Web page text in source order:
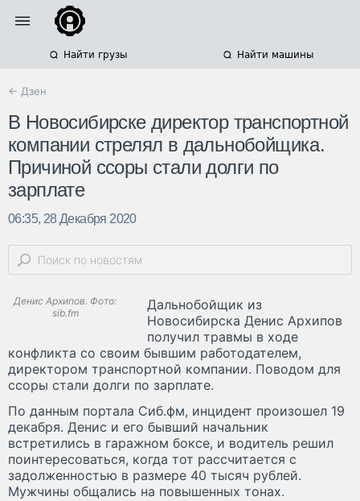
Найти грузы Найти машины
← Дзен
В Новосибирске директор транспортной
компании стрелял в дальнобойщика.
Причиной ссоры стали долги по
зарплате
06:35, 28 Декабря 2020
Денис Архипов. Фото:
sib.fm
Дальнобойщик из
Новосибирска Денис Архипов
получил травмы в ходе
конфликта со своим бывшим работодателем,
директором транспортной компании. Поводом для
ссоры стали долги по зарплате.
По данным портала Сиб.фм, инцидент произошел 19
декабря. Денис и его бывший начальник
встретились в гаражном боксе, и водитель решил
поинтересоваться, когда тот рассчитается с
задолженностью в размере 40 тысяч рублей.
Мужчины общались на повышенных тонах.